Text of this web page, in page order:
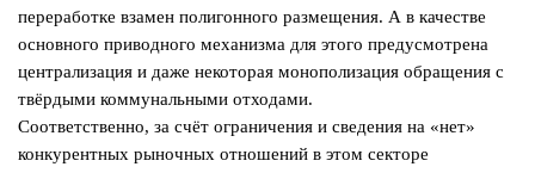
переработке взамен полигонного размещения. А в качестве
основного приводного механизма для этого предусмотрена
централизация и даже некоторая монополизация обращения с
твёрдыми коммунальными отходами.
Соответственно, за счёт ограничения и сведения на «нет»
конкурентных рыночных отношений в этом секторе